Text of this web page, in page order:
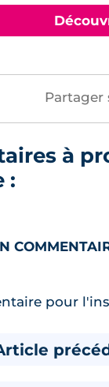
Partager
à
:
pour